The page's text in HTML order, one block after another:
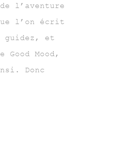
l’aventure
l’on écrit
guidez, et
Mood,
Donc